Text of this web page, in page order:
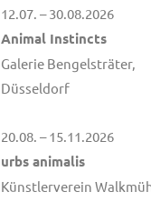
12.07. – 30.08.2026
Animal Instincts
Galerie Bengelsträter,
Düsseldorf
20.08. – 15.11.2026
urbs animalis
Künstlerverein